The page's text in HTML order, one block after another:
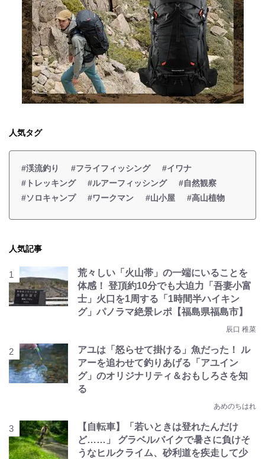
人気タグ
#渓流釣り #フライフィッシング
#イワナ
#トレッキング
#ルアーフィッシング
#自然観察
#ソロキャンプ
#ワークマン #山小屋 #高山植物
人気記事
荒々しい「火山帯」の一端にいることを
体感！ 登頂約10分でも大迫力「吾妻小富
士」火口を1周する「1時間半ハイキン
グ」パノラマ絶景レポ【福島県福島市】
辰口 稚菜
アユは「怒らせて掛ける」魚だった！ ル
アーを追わせて釣りあげる「アユイン
グ」のオリジナリティ＆おもしろさを知
る
あめのちはれ
【自転車】「若いときは登れたんだけ
ど……」 グラベルバイクで暑さに負けそ
うなヒルクライム、砂利道を疾走して少